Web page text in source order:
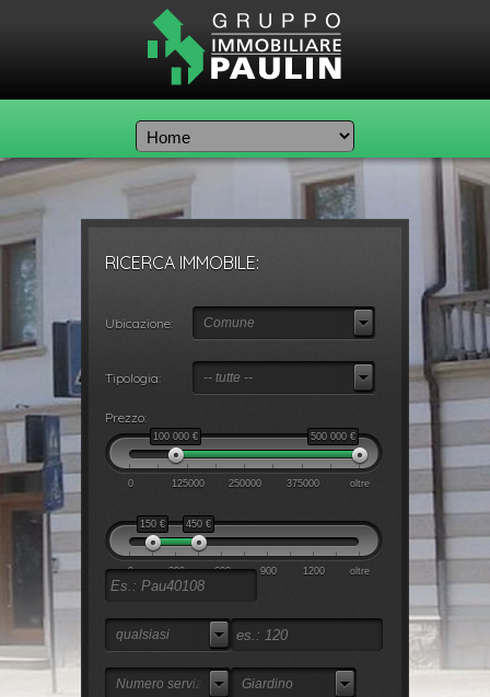
RICERCA IMMOBILE:
Ubicazione: Comune
Tipologia: -- tutte --
Prezzo:
100 000€ 500 000 €
0 125000 250000 375000 oltre
150€ 450€
0 300 600 900 1200 oltre
qualsiasi
Numero servizi Giardino